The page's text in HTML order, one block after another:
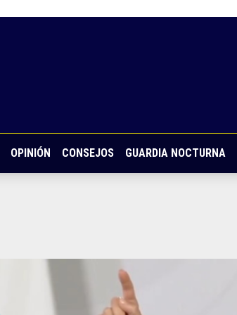
OPINIÓN CONSEJOS GUARDIA NOCTURNA